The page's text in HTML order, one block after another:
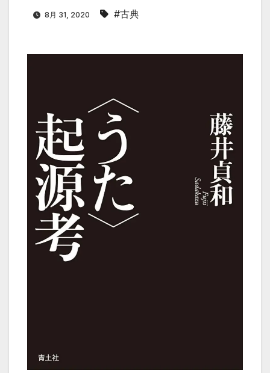
8月 31, 2020 #古典